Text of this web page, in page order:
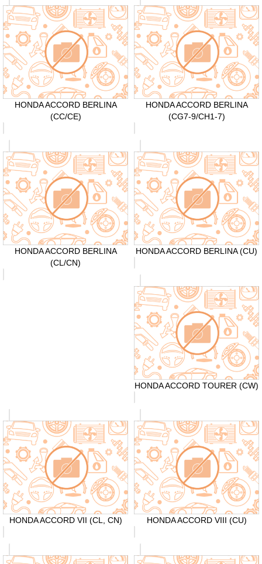
HONDA ACCORD BERLINA
(CC/CE)
HONDA ACCORD BERLINA
(CG7-9/CH1-7)
HONDA ACCORD BERLINA
(CL/CN)
HONDA ACCORD BERLINA (CU)
HONDA ACCORD TOURER (CW)
HONDA ACCORD VII (CL, CN) HONDA ACCORD VIII (CU)